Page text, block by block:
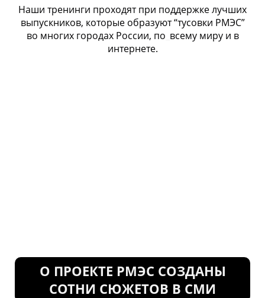
Наши тренинги проходят при поддержке лучших
выпускников, которые образуют “тусовки РМЭС”
во многих городах России, по всему миру и в
интернете.
О ПРОЕКТЕ РМЭС СОЗДАНЫ
СОТНИ СЮЖЕТОВ В СМИ